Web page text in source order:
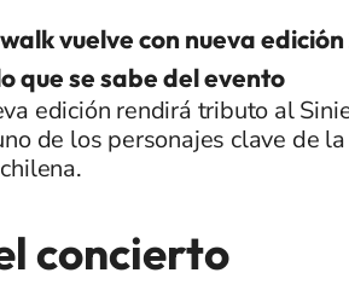
vuelve con nueva
que se sabe del evento
edición rendirá tributo al
de los personajes clave de
concierto